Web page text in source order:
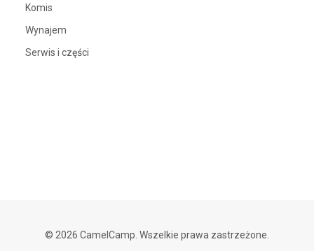
Komis
Wynajem
Serwis i części
© 2026 CamelCamp. Wszelkie prawa zastrzeżone.